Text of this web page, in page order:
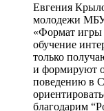
Евгения
молодежи
«Формат игры
обучение
только
и формируют
поведению в
благодарим